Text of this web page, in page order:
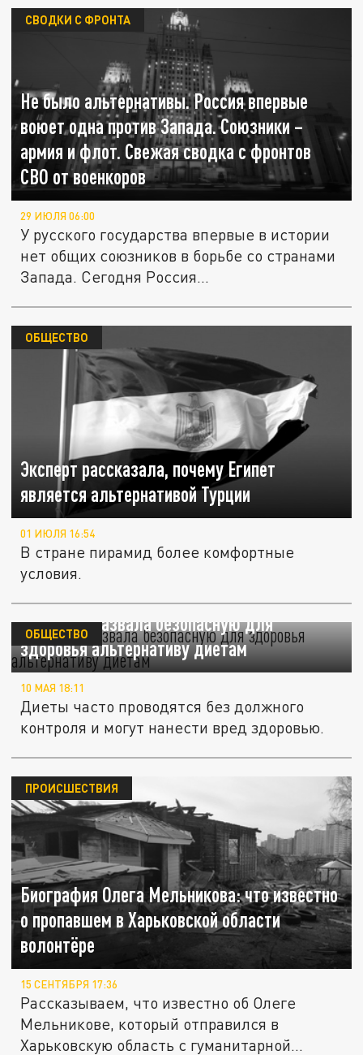
Не было альтернативы. Россия впервые
воюет одна против Запада. Союзники –
армия и флот. Свежая сводка с фронтов
СВО от военкоров
СВОДКИ С ФРОНТА
29 ИЮЛЯ 06:00
У русского государства впервые в истории
нет общих союзников в борьбе со странами
Запада. Сегодня Россия...
Эксперт рассказала, почему Египет
является альтернативой Турции
ОБЩЕСТВО
01 ИЮЛЯ 16:54
В стране пирамид более комфортные
условия.
Диетолог назвала безопасную для
здоровья альтернативу диетам
ОБЩЕСТВО
10 МАЯ 18:11
Диеты часто проводятся без должного
контроля и могут нанести вред здоровью.
Биография Олега Мельникова: что известно
о пропавшем в Харьковской области
волонтёре
ПРОИСШЕСТВИЯ
15 СЕНТЯБРЯ 17:36
Рассказываем, что известно об Олеге
Мельникове, который отправился в
Харьковскую область с гуманитарной...